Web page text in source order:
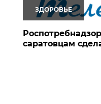
ЗДОРОВЬЕ
саратовцам